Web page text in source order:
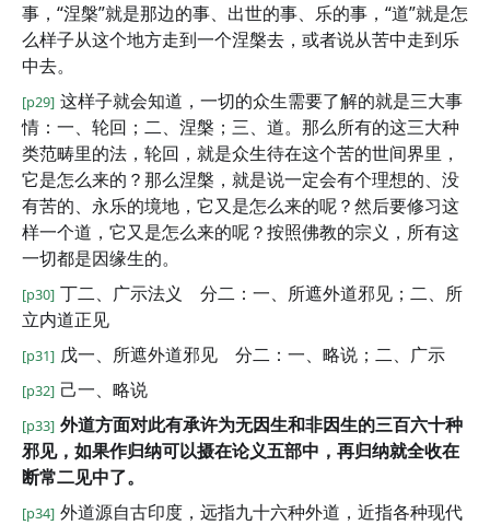
事，“涅槃”就是那边的事、出世的事、乐的事，“道”就是怎
么样子从这个地方走到一个涅槃去，或者说从苦中走到乐
中去。
[p29] 这样子就会知道，一切的众生需要了解的就是三大事
情：一、轮回；二、涅槃；三、道。那么所有的这三大种
类范畴里的法，轮回，就是众生待在这个苦的世间界里，
它是怎么来的？那么涅槃，就是说一定会有个理想的、没
有苦的、永乐的境地，它又是怎么来的呢？然后要修习这
样一个道，它又是怎么来的呢？按照佛教的宗义，所有这
一切都是因缘生的。
[p30] 丁二、广示法义 分二：一、所遮外道邪见；二、所
立内道正见
[p31] 戊一、所遮外道邪见 分二：一、略说；二、广示
[p32] 己一、略说
[p33] 外道方面对此有承许为无因生和非因生的三百六十种
邪见，如果作归纳可以摄在论义五部中，再归纳就全收在
断常二见中了。
[p34] 外道源自古印度，远指九十六种外道，近指各种现代